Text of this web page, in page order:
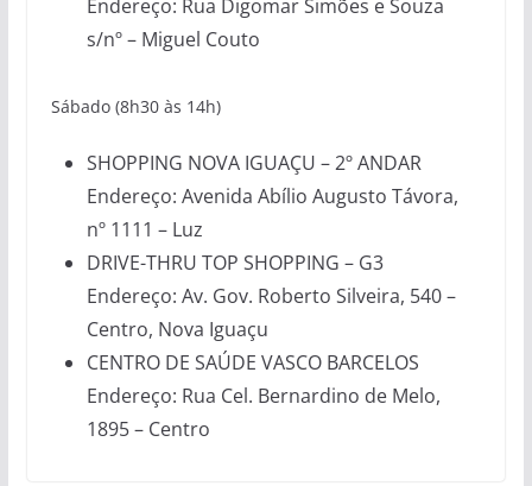
Endereço: Rua Digomar Simões e Souza
s/nº – Miguel Couto
Sábado (8h30 às 14h)
SHOPPING NOVA IGUAÇU – 2º ANDAR
Endereço: Avenida Abílio Augusto Távora,
nº 1111 – Luz
DRIVE-THRU TOP SHOPPING – G3
Endereço: Av. Gov. Roberto Silveira, 540 –
Centro, Nova Iguaçu
CENTRO DE SAÚDE VASCO BARCELOS
Endereço: Rua Cel. Bernardino de Melo,
1895 – Centro